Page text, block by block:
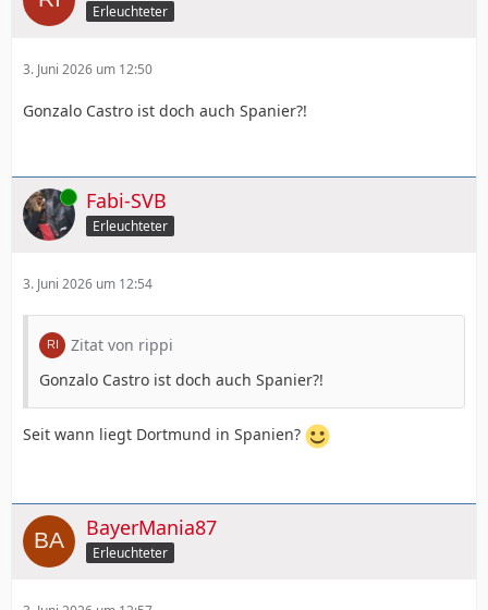
Erleuchteter
3. Juni 2026 um 12:50
Gonzalo Castro ist doch auch Spanier?!
Online Fabi-SVB
Erleuchteter
3. Juni 2026 um 12:54
Zitat von rippi
Gonzalo Castro ist doch auch Spanier?!
Seit wann liegt Dortmund in Spanien?
BayerMania87
Erleuchteter